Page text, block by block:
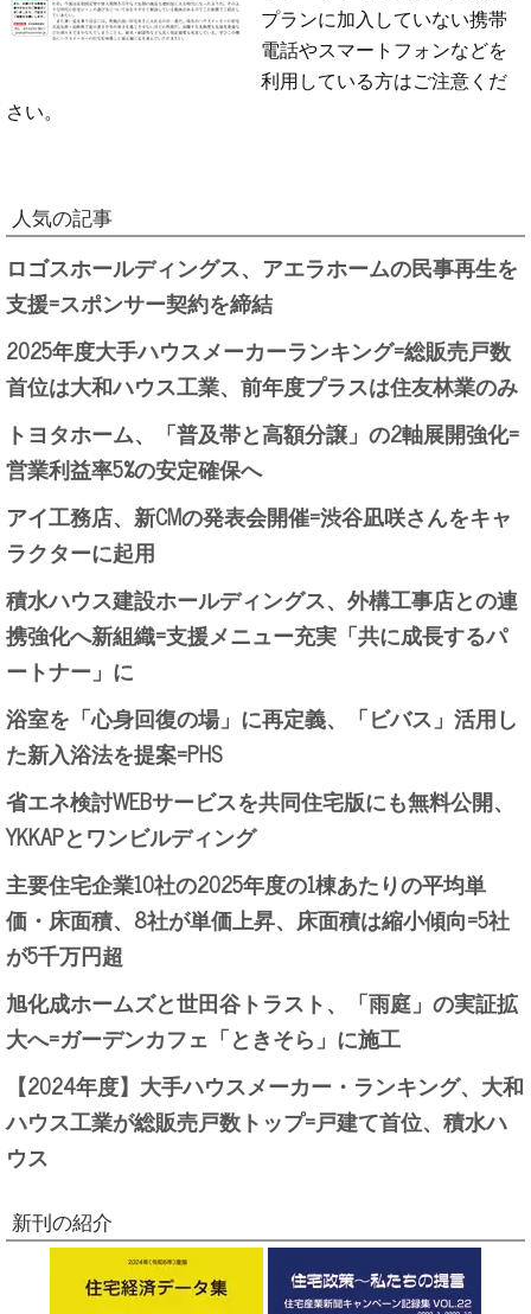
プランに加入していない携帯
電話やスマートフォンなどを
利用している方はご注意くだ
さい。
人気の記事
ロゴスホールディングス、アエラホームの民事再生を
支援=スポンサー契約を締結
2025年度大手ハウスメーカーランキング=総販売戸数
首位は大和ハウス工業、前年度プラスは住友林業のみ
トヨタホーム、「普及帯と高額分譲」の2軸展開強化=
営業利益率5%の安定確保へ
アイ工務店、新CMの発表会開催=渋谷凪咲さんをキャ
ラクターに起用
積水ハウス建設ホールディングス、外構工事店との連
携強化へ新組織=支援メニュー充実「共に成長するパ
ートナー」に
浴室を「心身回復の場」に再定義、「ビバス」活用し
た新入浴法を提案=PHS
省エネ検討WEBサービスを共同住宅版にも無料公開、
YKKAPとワンビルディング
主要住宅企業10社の2025年度の1棟あたりの平均単
価・床面積、8社が単価上昇、床面積は縮小傾向=5社
が5千万円超
旭化成ホームズと世田谷トラスト、「雨庭」の実証拡
大へ=ガーデンカフェ「ときそら」に施工
【2024年度】大手ハウスメーカー・ランキング、大和
ハウス工業が総販売戸数トップ=戸建て首位、積水ハ
ウス
新刊の紹介